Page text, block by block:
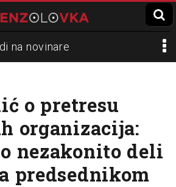
na novinare
Lokalni mediji
Ćuruvija
o pretresu
organizacija:
nezakonito deli
predsednikom